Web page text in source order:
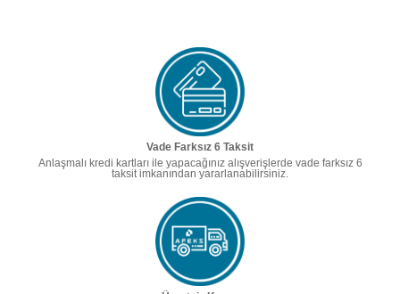
Vade Farksız 6 Taksit
Anlaşmalı kredi kartları ile yapacağınız alışverişlerde vade farksız 6
taksit imkanından yararlanabilirsiniz.